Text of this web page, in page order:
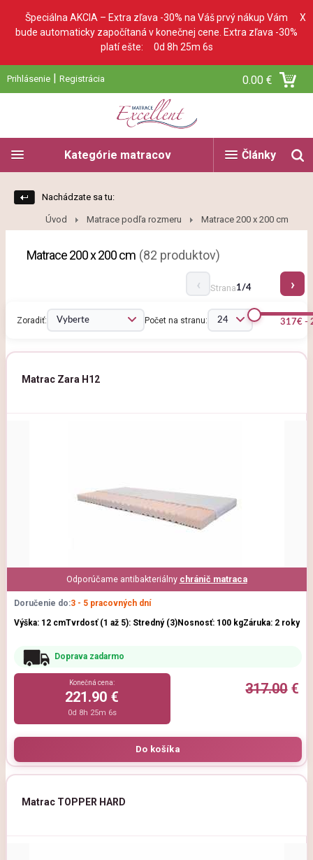
Špeciálna AKCIA – Extra zľava -30% na Váš prvý nákup Vám
bude automaticky započítaná v konečnej cene. Extra zľava -30%
platí ešte: 0d 8h 25m 5s
X
Prihlásenie | Registrácia 0.00 €
Články
Kategórie matracov
Nachádzate sa tu:
Úvod Matrace podľa rozmeru Matrace 200 x 200 cm
Matrace 200 x 200 cm (82 produktov)
Strana1/4
Zoradiť: Počet na stranu: 317€ -
Matrac Zara H12
Odporúčame antibakteriálny chránič matraca
Doručenie do:3 - 5 pracovných dní
Výška: 12 cmTvrdosť (1 až 5): Stredný (3)Nosnosť: 100 kgZáruka: 2 roky
Doprava zadarmo
317.00€
Konečná cena:
221.90 €
0d 8h 25m 5s
Matrac TOPPER HARD